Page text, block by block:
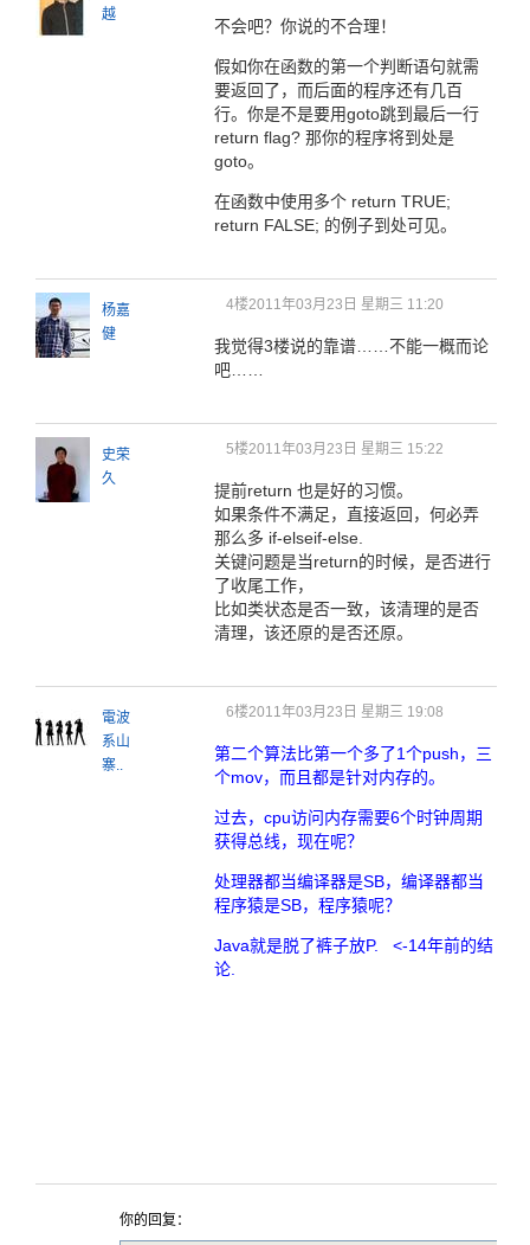
越
不会吧？你说的不合理！
假如你在函数的第一个判断语句就需
要返回了，而后面的程序还有几百
行。你是不是要用goto跳到最后一行
return flag? 那你的程序将到处是
goto。
在函数中使用多个 return TRUE;
return FALSE; 的例子到处可见。
杨嘉
健
4楼2011年03月23日 星期三 11:20
我觉得3楼说的靠谱……不能一概而论
吧……
史荣
久
5楼2011年03月23日 星期三 15:22
提前return 也是好的习惯。
如果条件不满足，直接返回，何必弄
那么多 if-elseif-else.
关键问题是当return的时候，是否进行
了收尾工作，
比如类状态是否一致，该清理的是否
清理，该还原的是否还原。
電波
系山
寨..
6楼2011年03月23日 星期三 19:08
第二个算法比第一个多了1个push，三
个mov，而且都是针对内存的。
过去，cpu访问内存需要6个时钟周期
获得总线，现在呢？
处理器都当编译器是SB，编译器都当
程序猿是SB，程序猿呢？
Java就是脱了裤子放P. <-14年前的结
论.
你的回复：